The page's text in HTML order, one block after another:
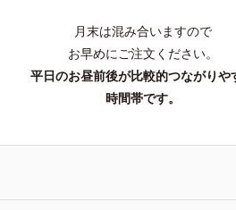
月末は混み合いますので
お早めにご注文ください。
平日のお昼前後が比較的つながりや
時間帯です。